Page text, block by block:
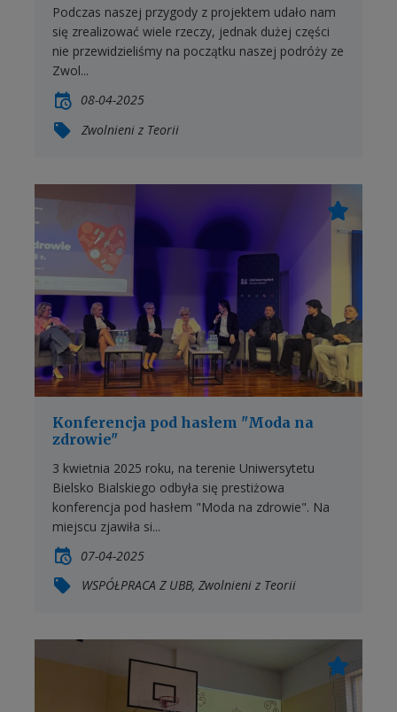
Podczas naszej przygody z projektem udało nam
się zrealizować wiele rzeczy, jednak dużej części
nie przewidzieliśmy na początku naszej podróży ze
Zwol...
08-04-2025
Zwolnieni z Teorii
Konferencja pod hasłem "Moda na
zdrowie"
3 kwietnia 2025 roku, na terenie Uniwersytetu
Bielsko Bialskiego odbyła się prestiżowa
konferencja pod hasłem "Moda na zdrowie". Na
miejscu zjawiła si...
07-04-2025
WSPÓŁPRACA Z UBB, Zwolnieni z Teorii